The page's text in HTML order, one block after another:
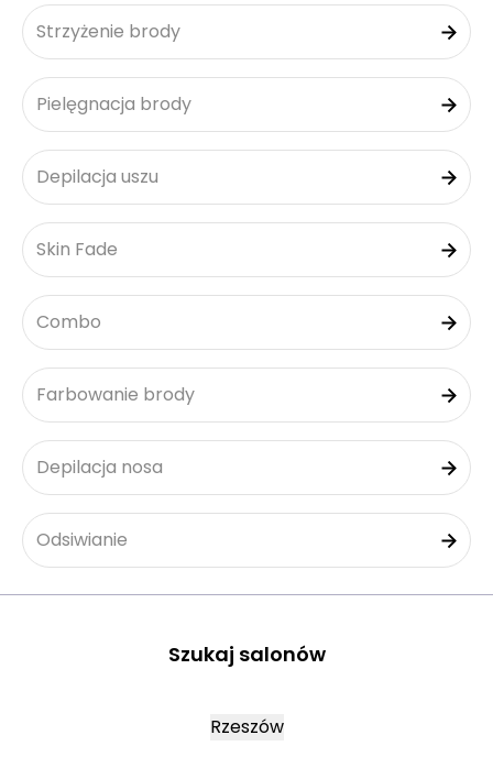
Strzyżenie brody
Pielęgnacja brody
Depilacja uszu
Skin Fade
Combo
Farbowanie brody
Depilacja nosa
Odsiwianie
Szukaj salonów
Rzeszów